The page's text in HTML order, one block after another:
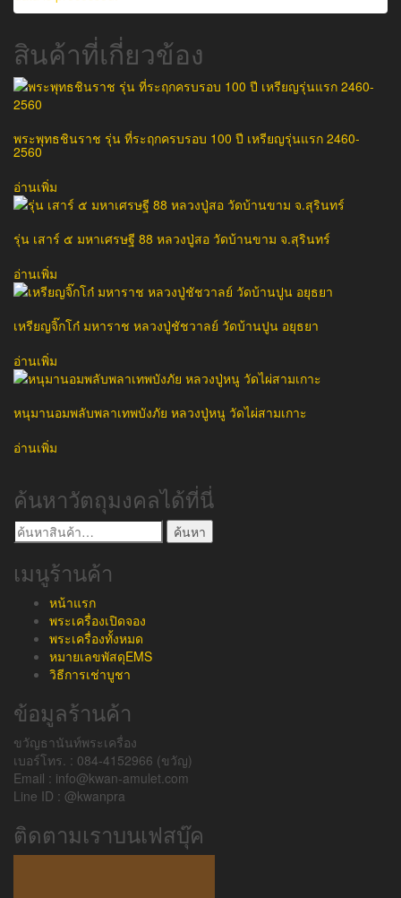
สินค้าที่เกี่ยวข้อง
พระพุทธชินราช รุ่น ที่ระฤกครบรอบ 100 ปี เหรียญรุ่นแรก 2460-
2560
อ่านเพิ่ม
รุ่น เสาร์ ๕ มหาเศรษฐี 88 หลวงปู่สอ วัดบ้านขาม จ.สุรินทร์
อ่านเพิ่ม
เหรียญจิ๊กโก๋ มหาราช หลวงปู่ชัชวาลย์ วัดบ้านปูน อยุธยา
อ่านเพิ่ม
หนุมานอมพลับพลาเทพบังภัย หลวงปู่หนู วัดไผ่สามเกาะ
อ่านเพิ่ม
ค้นหาวัตถุมงคลได้ที่นี่
ค้นหา: ค้นหา
เมนูร้านค้า
หน้าแรก
พระเครื่องเปิดจอง
พระเครื่องทั้งหมด
หมายเลขพัสดุEMS
วิธีการเช่าบูชา
ข้อมูลร้านค้า
ขวัญธานันท์พระเครื่อง
เบอร์โทร. : 084-4152966 (ขวัญ)
Email : info@kwan-amulet.com
Line ID : @kwanpra
ติดตามเราบนเฟสบุ๊ค